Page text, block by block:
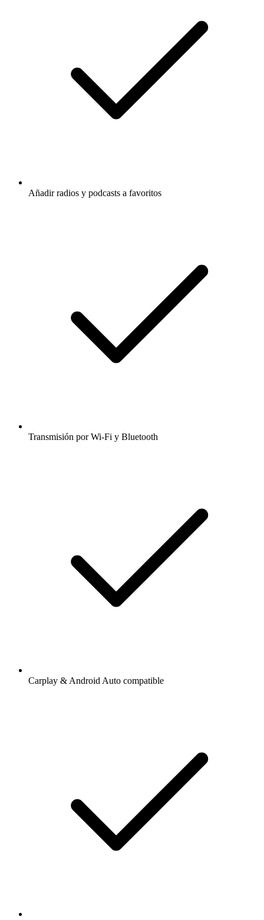
Añadir radios y podcasts a favoritos
Transmisión por Wi-Fi y Bluetooth
Carplay & Android Auto compatible